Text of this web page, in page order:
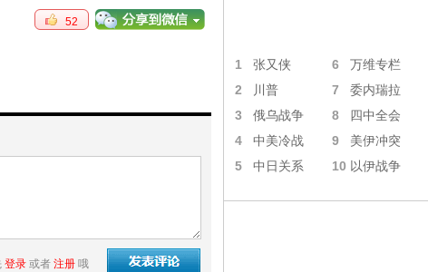
52
登录 或者 注册 哦
1 张又侠 6 万维专栏
2 川普 7 委内瑞拉
3 俄乌战争 8 四中全会
4 中美冷战 9 美伊冲突
5 中日关系 10 以伊战争